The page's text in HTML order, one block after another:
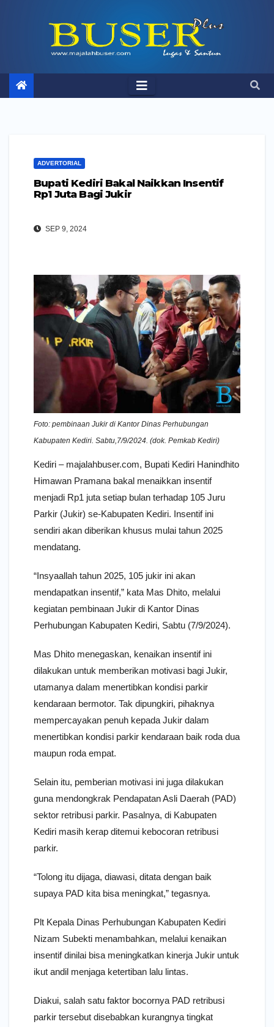
ADVERTORIAL
Bupati Kediri Bakal Naikkan Insentif
Rp1 Juta Bagi Jukir
SEP 9, 2024
Foto: pembinaan Jukir di Kantor Dinas Perhubungan
Kabupaten Kediri. Sabtu,7/9/2024. (dok. Pemkab Kediri)
Kediri – majalahbuser.com, Bupati Kediri Hanindhito
Himawan Pramana bakal menaikkan insentif
menjadi Rp1 juta setiap bulan terhadap 105 Juru
Parkir (Jukir) se-Kabupaten Kediri. Insentif ini
sendiri akan diberikan khusus mulai tahun 2025
mendatang.
“Insyaallah tahun 2025, 105 jukir ini akan
mendapatkan insentif,” kata Mas Dhito, melalui
kegiatan pembinaan Jukir di Kantor Dinas
Perhubungan Kabupaten Kediri, Sabtu (7/9/2024).
Mas Dhito menegaskan, kenaikan insentif ini
dilakukan untuk memberikan motivasi bagi Jukir,
utamanya dalam menertibkan kondisi parkir
kendaraan bermotor. Tak dipungkiri, pihaknya
mempercayakan penuh kepada Jukir dalam
menertibkan kondisi parkir kendaraan baik roda dua
maupun roda empat.
Selain itu, pemberian motivasi ini juga dilakukan
guna mendongkrak Pendapatan Asli Daerah (PAD)
sektor retribusi parkir. Pasalnya, di Kabupaten
Kediri masih kerap ditemui kebocoran retribusi
parkir.
“Tolong itu dijaga, diawasi, ditata dengan baik
supaya PAD kita bisa meningkat,” tegasnya.
Plt Kepala Dinas Perhubungan Kabupaten Kediri
Nizam Subekti menambahkan, melalui kenaikan
insentif dinilai bisa meningkatkan kinerja Jukir untuk
ikut andil menjaga ketertiban lalu lintas.
Diakui, salah satu faktor bocornya PAD retribusi
parkir tersebut disebabkan kurangnya tingkat